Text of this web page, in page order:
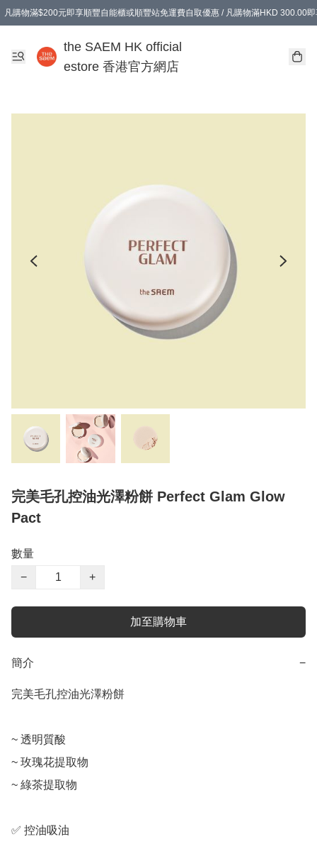
凡購物滿$200元即享順豐自能櫃或順豐站免運費自取優惠 / 凡購物滿HKD 300.00
the SAEM HK official
estore 香港官方網店
完美毛孔控油光澤粉餅 Perfect Glam Glow
Pact
數量
−
+
加至購物車
簡介 −
完美毛孔控油光澤粉餅
~ 透明質酸
~ 玫瑰花提取物
~ 綠茶提取物
✅ 控油吸油